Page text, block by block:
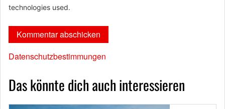
technologies used.
Datenschutzbestimmungen
Das könnte dich auch interessieren